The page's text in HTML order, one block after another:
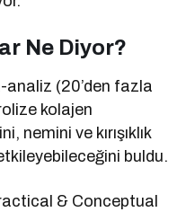
Ne Diyor?
analiz (20’den fazla
kolajen
nemini ve kırışıklık
buldu.
& Conceptual